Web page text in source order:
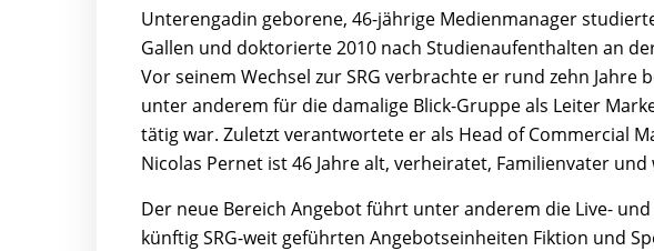
Unterengadin geborene, 46-jährige Medienmanager
Gallen und doktorierte 2010 nach Studienaufenthalten an
Vor seinem Wechsel zur SRG verbrachte er rund zehn
unter anderem für die damalige Blick-Gruppe als Leiter
tätig war. Zuletzt verantwortete er als Head of Commercial
Nicolas Pernet ist 46 Jahre alt, verheiratet, Familienvater
Der neue Bereich Angebot führt unter anderem die Live-
künftig SRG-weit geführten Angebotseinheiten Fiktion und